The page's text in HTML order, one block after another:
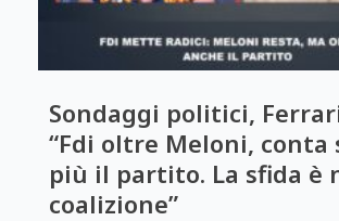
Sondaggi politici,
“Fdi oltre Meloni, conta
più il partito. La sfida è
coalizione”